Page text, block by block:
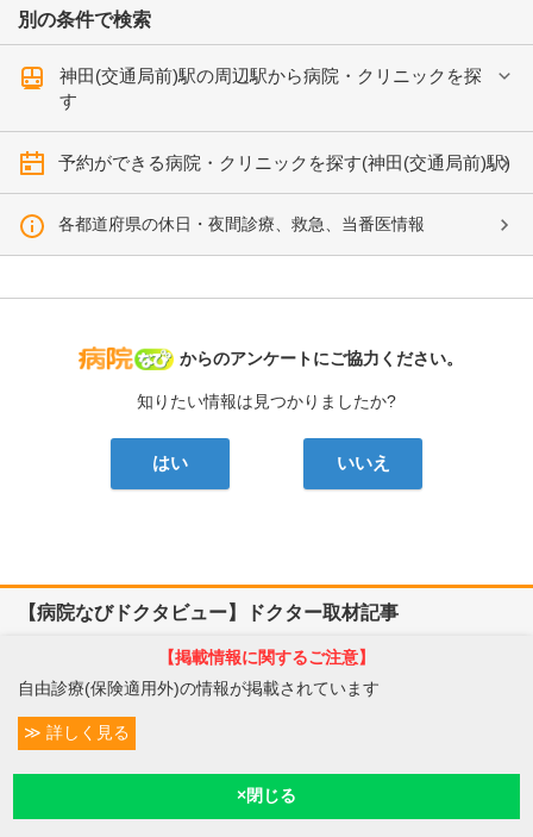
別の条件で検索
神田(交通局前)駅の周辺駅から病院・クリニックを探
す
予約ができる病院・クリニックを探す(神田(交通局前)駅)
各都道府県の休日・夜間診療、救急、当番医情報
病院なび
からのアンケートにご協力ください。
知りたい情報は見つかりましたか?
はい いいえ
【病院なびドクタビュー】ドクター取材記事
鹿児島県鹿児島市
川名 英世
貴院は地域の「駆け込み寺」のような存在なのですね。
「どんな病気やケガも拒まずに年
現在診療
【掲載情報に関するご注意】
自由診療(保険適用外)の情報が掲載されています
詳しく見る